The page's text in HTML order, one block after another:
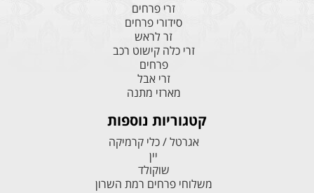
זרי פרחים
סידורי פרחים
זר לראש
זרי כלה קישוט רכב
פרחים
זרי אבל
מארזי מתנה
קטגוריות נוספות
אגרטל / כלי קרמיקה
יין
שוקולד
משלוחי פרחים רמת השרון